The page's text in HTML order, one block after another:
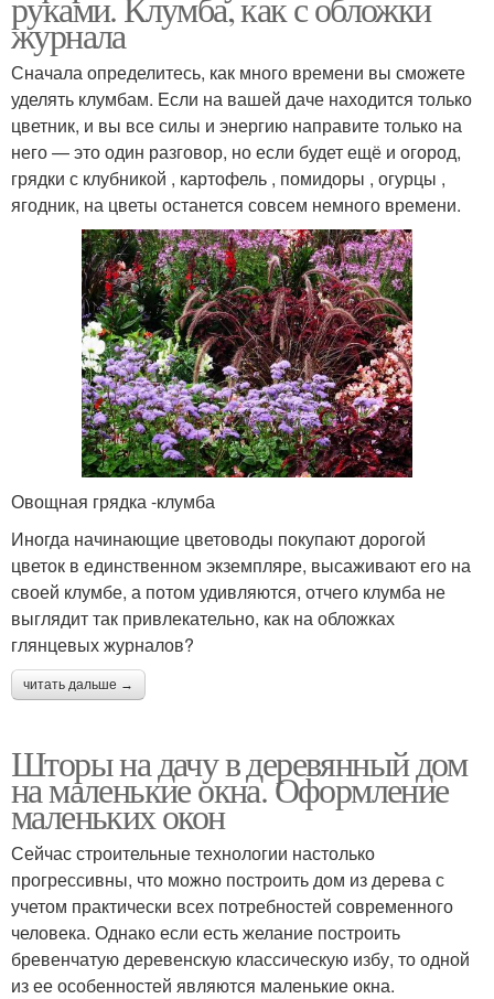
журнала
Сначала определитесь, как много времени вы сможете
уделять клумбам. Если на вашей даче находится только
цветник, и вы все силы и энергию направите только на
него — это один разговор, но если будет ещё и огород,
грядки с клубникой , картофель , помидоры , огурцы ,
ягодник, на цветы останется совсем немного времени.
Овощная грядка -клумба
Иногда начинающие цветоводы покупают дорогой
цветок в единственном экземпляре, высаживают его на
своей клумбе, а потом удивляются, отчего клумба не
выглядит так привлекательно, как на обложках
глянцевых журналов?
читать дальше →
Шторы на дачу в деревянный дом
на маленькие окна. Оформление
маленьких окон
Сейчас строительные технологии настолько
прогрессивны, что можно построить дом из дерева с
учетом практически всех потребностей современного
человека. Однако если есть желание построить
бревенчатую деревенскую классическую избу, то одной
из ее особенностей являются маленькие окна.